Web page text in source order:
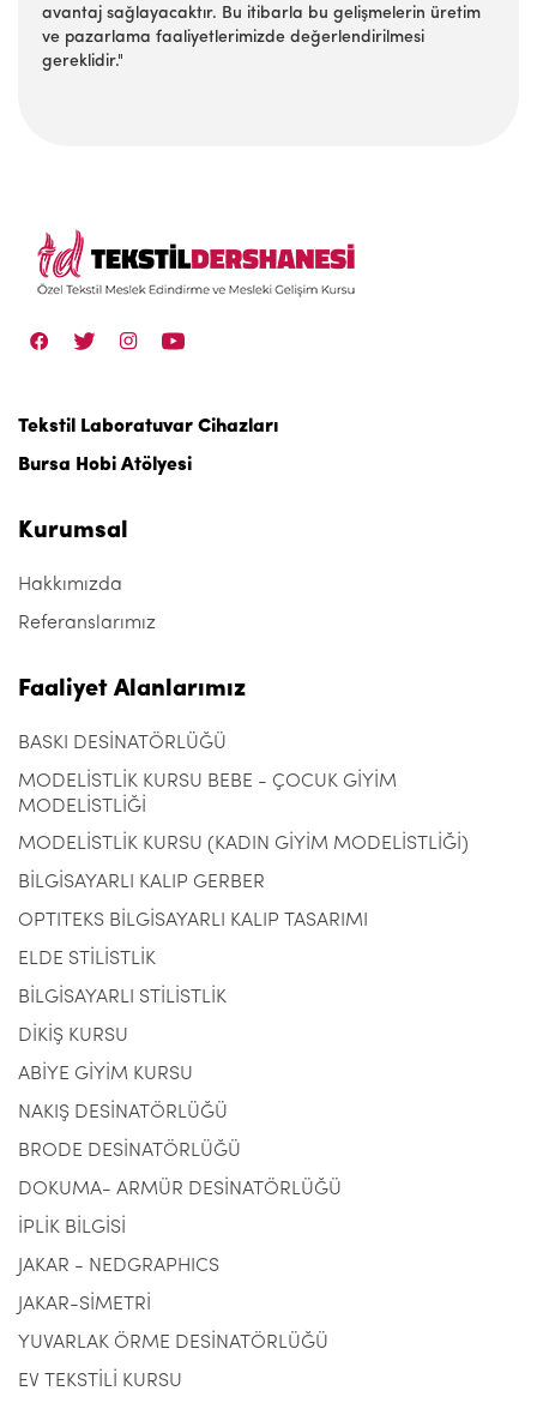
avantaj sağlayacaktır. Bu itibarla bu gelişmelerin üretim
ve pazarlama faaliyetlerimizde değerlendirilmesi
gereklidir."
Tekstil Laboratuvar Cihazları
Bursa Hobi Atölyesi
Kurumsal
Hakkımızda
Referanslarımız
Faaliyet Alanlarımız
BASKI DESİNATÖRLÜĞÜ
MODELİSTLİK KURSU BEBE - ÇOCUK GİYİM
MODELİSTLİĞİ
MODELİSTLİK KURSU (KADIN GİYİM MODELİSTLİĞİ)
BİLGİSAYARLI KALIP GERBER
OPTITEKS BİLGİSAYARLI KALIP TASARIMI
ELDE STİLİSTLİK
BİLGİSAYARLI STİLİSTLİK
DİKİŞ KURSU
ABİYE GİYİM KURSU
NAKIŞ DESİNATÖRLÜĞÜ
BRODE DESİNATÖRLÜĞÜ
DOKUMA- ARMÜR DESİNATÖRLÜĞÜ
İPLİK BİLGİSİ
JAKAR - NEDGRAPHICS
JAKAR-SİMETRİ
YUVARLAK ÖRME DESİNATÖRLÜĞÜ
EV TEKSTİLİ KURSU